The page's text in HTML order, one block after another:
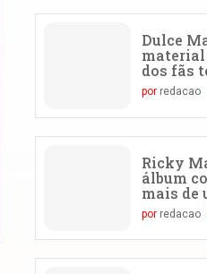
Dulce
material
dos fãs
por redacao
Ricky
álbum
mais de
por redacao